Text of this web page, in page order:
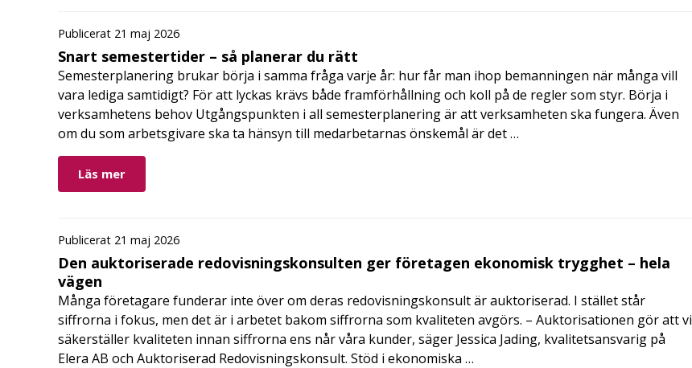
Publicerat 21 maj 2026
Snart semestertider – så planerar du rätt
Semesterplanering brukar börja i samma fråga varje år: hur får man ihop bemanningen när många vill
vara lediga samtidigt? För att lyckas krävs både framförhållning och koll på de regler som styr. Börja i
verksamhetens behov Utgångspunkten i all semesterplanering är att verksamheten ska fungera. Även
om du som arbetsgivare ska ta hänsyn till medarbetarnas önskemål är det …
Läs mer
Publicerat 21 maj 2026
Den auktoriserade redovisningskonsulten ger företagen ekonomisk trygghet – hela
vägen
Många företagare funderar inte över om deras redovisningskonsult är auktoriserad. I stället står
siffrorna i fokus, men det är i arbetet bakom siffrorna som kvaliteten avgörs. – Auktorisationen gör att vi
säkerställer kvaliteten innan siffrorna ens når våra kunder, säger Jessica Jading, kvalitetsansvarig på
Elera AB och Auktoriserad Redovisningskonsult. Stöd i ekonomiska …